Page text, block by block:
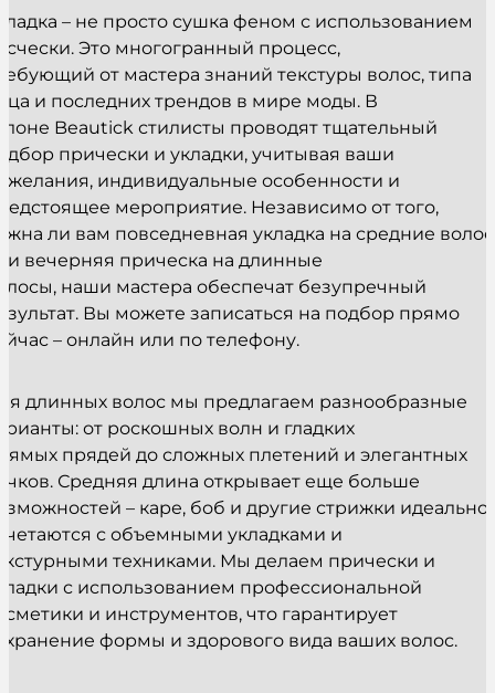
– не просто сушка феном с использованием
Это многогранный процесс,
от мастера знаний текстуры волос, типа
и последних трендов в мире моды. В
Beautick стилисты проводят тщательный
прически и укладки, учитывая ваши
индивидуальные особенности и
мероприятие. Независимо от того,
ли вам повседневная укладка на средние
вечерняя прическа на длинные
наши мастера обеспечат безупречный
Вы можете записаться на подбор прямо
– онлайн или по телефону.
длинных волос мы предлагаем разнообразные
от роскошных волн и гладких
прядей до сложных плетений и элегантных
Средняя длина открывает еще больше
– каре, боб и другие стрижки идеально
с объемными укладками и
техниками. Мы делаем прически и
с использованием профессиональной
и инструментов, что гарантирует
формы и здорового вида ваших волос.